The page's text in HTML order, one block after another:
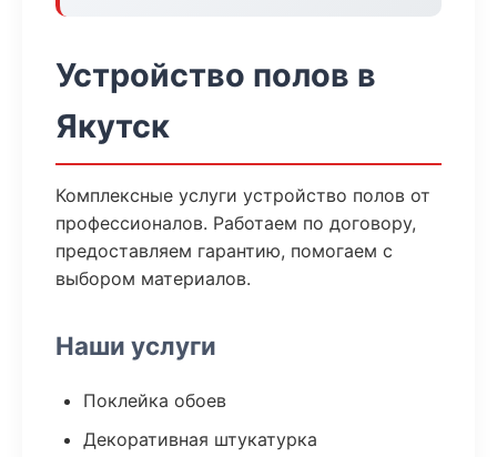
Устройство полов в
Якутск
Комплексные услуги устройство полов от
профессионалов. Работаем по договору,
предоставляем гарантию, помогаем с
выбором материалов.
Наши услуги
Поклейка обоев
Декоративная штукатурка